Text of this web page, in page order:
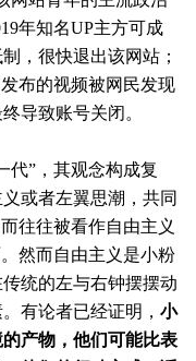
年知名UP主方可成
，很快退出该网站；
布的视频被网民发现
导致账号关闭。
代”，其观念构成复
或者左翼思潮，共同
往往被看作自由主义
然而自由主义是小粉
统的左与右钟摆摆动
有论者已经证明， 小
产物，他们可能比表